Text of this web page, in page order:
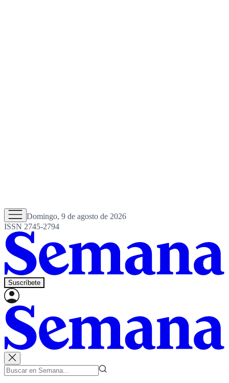
Domingo, 9 de agosto de 2026
ISSN 2745-2794
Suscríbete